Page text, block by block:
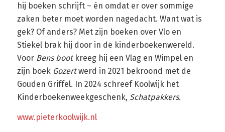
hij boeken schrijft – én omdat er over sommige
zaken beter moet worden nagedacht. Want wat is
gek? Of anders? Met zijn boeken over Vlo en
Stiekel brak hij door in de kinderboekenwereld.
Voor Bens bootkreeg hij een Vlag en Wimpel en
zijn boek Gozertwerd in 2021 bekroond met de
Gouden Griffel. In 2024 schreef Koolwijk het
Kinderboekenweekgeschenk, Schatpakkers.
www.pieterkoolwijk.nl